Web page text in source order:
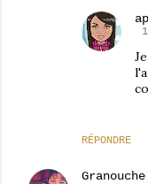
RÉPONDRE
Granouche